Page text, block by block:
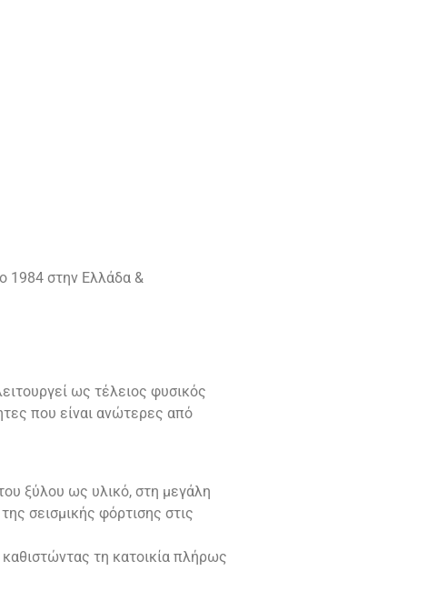
1984 στην Ελλάδα &
ως τέλειος φυσικός
που είναι ανώτερες από
ξύλου ως υλικό, στη μεγάλη
σεισμικής φόρτισης στις
τη κατοικία πλήρως